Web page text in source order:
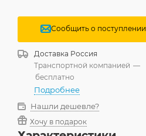
Сообщить о поступлении
Доставка Россия
Транспортной компанией —
бесплатно
Подробнее
Нашли дешевле?
Хочу в подарок